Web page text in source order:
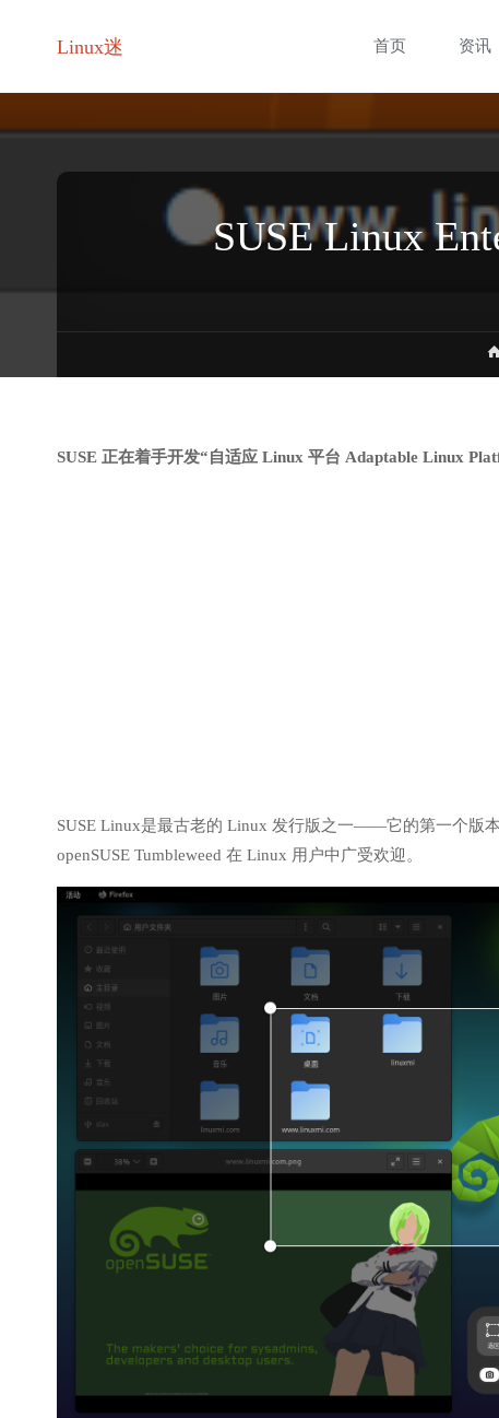
Linux迷
容
首页 资讯
SUSE Linux
SUSE 正在着手开发“自适应 Linux 平台 Adaptable Linux
SUSE Linux是最古老的 Linux 发行版之一——它的第一个版
openSUSE Tumbleweed 在 Linux 用户中广受欢迎。